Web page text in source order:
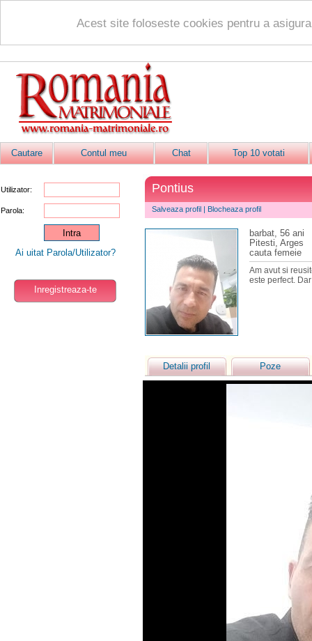
Acest site foloseste cookies pentru a
Cautare Contul meu Chat Top 10 votati
Utilizator:
Parola:
Ai uitat Parola/Utilizator?
Inregistreaza-te
Pontius
Salveaza profil | Blocheaza profil
barbat, 56 ani
Pitesti, Arges
cauta femeie
Am avut si
este perfect.
Detalii profil Poze